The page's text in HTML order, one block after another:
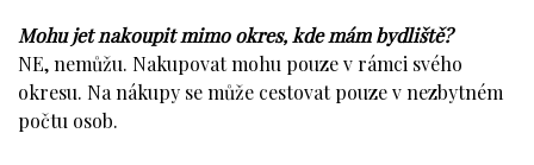
Mohu jet nakoupit mimo okres, kde mám bydliště?
NE, nemůžu. Nakupovat mohu pouze v rámci svého
okresu. Na nákupy se může cestovat pouze v nezbytném
počtu osob.